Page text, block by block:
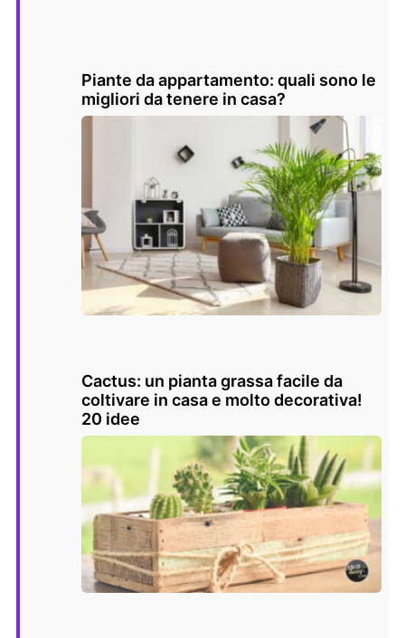
Piante da appartamento: quali sono le
migliori da tenere in casa?
Cactus: un pianta grassa facile da
coltivare in casa e molto decorativa!
20 idee